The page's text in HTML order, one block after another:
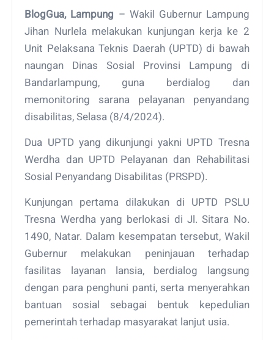
BlogGua, Lampung – Wakil Gubernur Lampung
Jihan Nurlela melakukan kunjungan kerja ke 2
Unit Pelaksana Teknis Daerah (UPTD) di bawah
naungan Dinas Sosial Provinsi Lampung di
Bandarlampung, guna berdialog dan
memonitoring sarana pelayanan penyandang
disabilitas, Selasa (8/4/2024).
Dua UPTD yang dikunjungi yakni UPTD Tresna
Werdha dan UPTD Pelayanan dan Rehabilitasi
Sosial Penyandang Disabilitas (PRSPD).
Kunjungan pertama dilakukan di UPTD PSLU
Tresna Werdha yang berlokasi di Jl. Sitara No.
1490, Natar. Dalam kesempatan tersebut, Wakil
Gubernur melakukan peninjauan terhadap
fasilitas layanan lansia, berdialog langsung
dengan para penghuni panti, serta menyerahkan
bantuan sosial sebagai bentuk kepedulian
pemerintah terhadap masyarakat lanjut usia.